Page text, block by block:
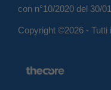
con n°10/2020 del 30/
Copyright ©2026 - Tutti